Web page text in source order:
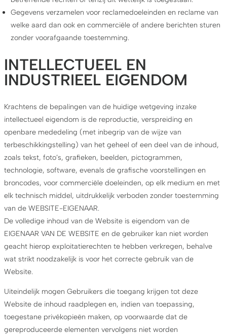
Gegevens verzamelen voor reclamedoeleinden en reclame van
welke aard dan ook en commerciële of andere berichten sturen
zonder voorafgaande toestemming.
INTELLECTUEEL EN
INDUSTRIEEL EIGENDOM
Krachtens de bepalingen van de huidige wetgeving inzake
intellectueel eigendom is de reproductie, verspreiding en
openbare mededeling (met inbegrip van de wijze van
terbeschikkingstelling) van het geheel of een deel van de inhoud,
zoals tekst, foto’s, grafieken, beelden, pictogrammen,
technologie, software, evenals de grafische voorstellingen en
broncodes, voor commerciële doeleinden, op elk medium en met
elk technisch middel, uitdrukkelijk verboden zonder toestemming
van de WEBSITE-EIGENAAR.
De volledige inhoud van de Website is eigendom van de
EIGENAAR VAN DE WEBSITE en de gebruiker kan niet worden
geacht hierop exploitatierechten te hebben verkregen, behalve
wat strikt noodzakelijk is voor het correcte gebruik van de
Website.
Uiteindelijk mogen Gebruikers die toegang krijgen tot deze
Website de inhoud raadplegen en, indien van toepassing,
toegestane privékopieën maken, op voorwaarde dat de
gereproduceerde elementen vervolgens niet worden